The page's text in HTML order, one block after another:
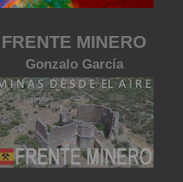
FRENTE MINERO
Gonzalo García